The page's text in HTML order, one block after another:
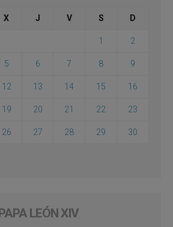
X J V S D
1 2
5 6 7 8 9
12 13 14 15 16
19 20 21 22 23
26 27 28 29 30
PAPA LEÓN XIV